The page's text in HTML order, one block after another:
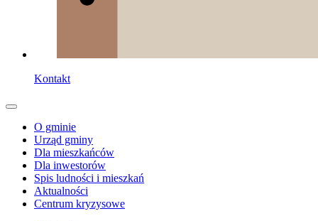
Kontakt
O gminie
Urząd gminy
Dla mieszkańców
Dla inwestorów
Spis ludności i mieszkań
Aktualności
Centrum kryzysowe